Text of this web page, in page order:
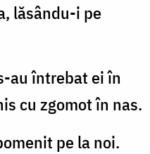
lăsându-i pe
au întrebat ei în
cu zgomot în nas.
pe la noi.